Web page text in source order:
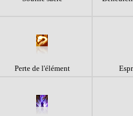
Perte de l'élément